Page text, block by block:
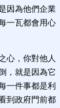
因為他們企業
一瓦都會用心
心，你對他人
，就是因為它
一件事都是利
到政府門前都